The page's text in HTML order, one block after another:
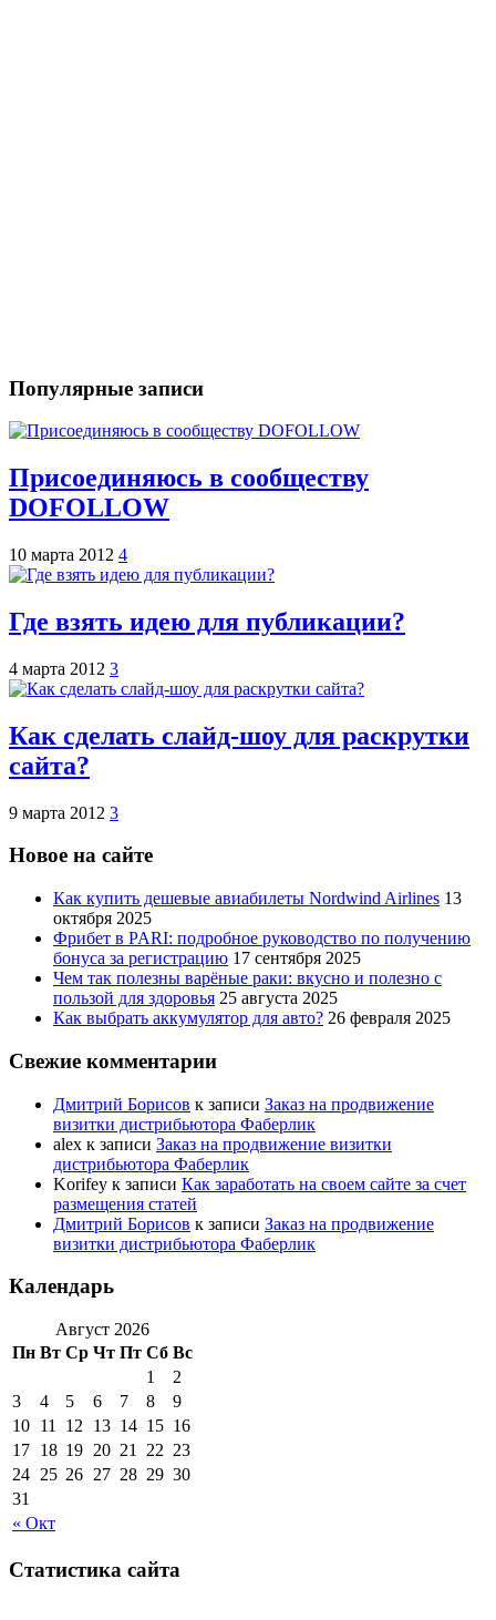
Популярные записи
Присоединяюсь в сообществу
DOFOLLOW
10 марта 2012 4
Где взять идею для публикации?
4 марта 2012 3
Как сделать слайд-шоу для раскрутки
сайта?
9 марта 2012 3
Новое на сайте
Как купить дешевые авиабилеты Nordwind Airlines 13
октября 2025
Фрибет в PARI: подробное руководство по получению
бонуса за регистрацию 17 сентября 2025
Чем так полезны варёные раки: вкусно и полезно с
пользой для здоровья 25 августа 2025
Как выбрать аккумулятор для авто? 26 февраля 2025
Свежие комментарии
Дмитрий Борисов к записи Заказ на продвижение
визитки дистрибьютора Фаберлик
alex к записи Заказ на продвижение визитки
дистрибьютора Фаберлик
Korifey к записи Как заработать на своем сайте за счет
размещения статей
Дмитрий Борисов к записи Заказ на продвижение
визитки дистрибьютора Фаберлик
Календарь
Август 2026
Пн Вт Ср Чт Пт Сб Вс
« Окт
1
2
3
4 5 6 7 8
9
10 11 12 13 14 15 16
17 18 19 20 21 22 23
24 25 26 27 28 29 30
31
Статистика сайта